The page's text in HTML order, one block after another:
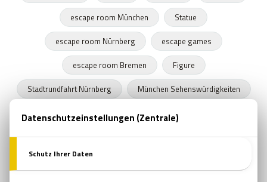
escape room München
Statue
escape room Nürnberg
escape games
escape room Bremen
Figure
Stadtrundfahrt Nürnberg
München Sehenswürdigkeiten
Stadtrundfahrt München
Stadtrundfahrt Bremen
Frühling
Programme in Nürnberg
Zeitkapseln